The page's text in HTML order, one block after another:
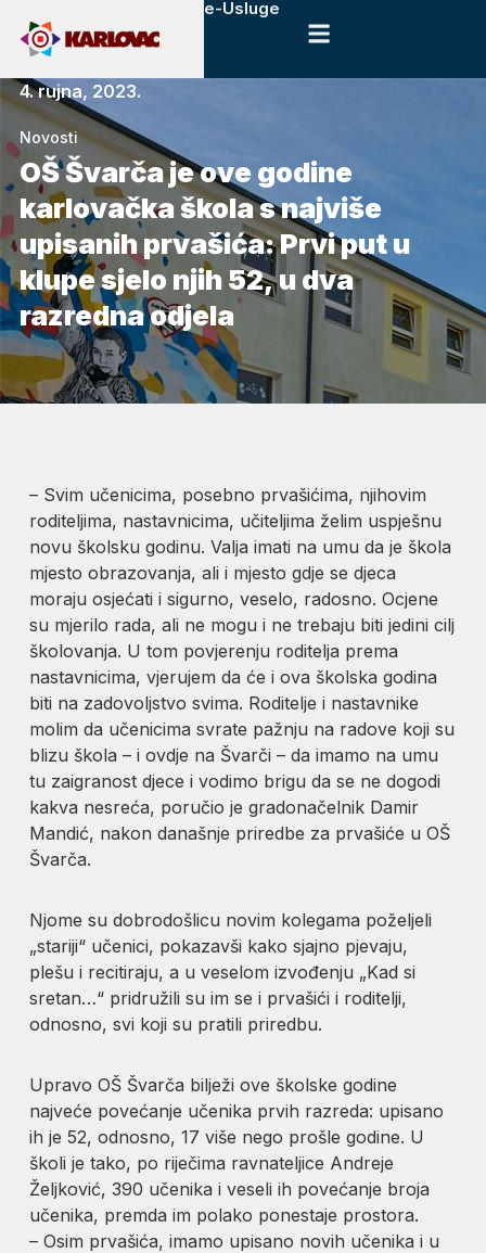
e-Usluge
4. rujna, 2023.
Novosti
OŠ Švarča je ove godine
karlovačka škola s najviše
upisanih prvašića: Prvi put u
klupe sjelo njih 52, u dva
razredna odjela
– Svim učenicima, posebno prvašićima, njihovim
roditeljima, nastavnicima, učiteljima želim uspješnu
novu školsku godinu. Valja imati na umu da je škola
mjesto obrazovanja, ali i mjesto gdje se djeca
moraju osjećati i sigurno, veselo, radosno. Ocjene
su mjerilo rada, ali ne mogu i ne trebaju biti jedini cilj
školovanja. U tom povjerenju roditelja prema
nastavnicima, vjerujem da će i ova školska godina
biti na zadovoljstvo svima. Roditelje i nastavnike
molim da učenicima svrate pažnju na radove koji su
blizu škola – i ovdje na Švarči – da imamo na umu
tu zaigranost djece i vodimo brigu da se ne dogodi
kakva nesreća, poručio je gradonačelnik Damir
Mandić, nakon današnje priredbe za prvašiće u OŠ
Švarča.
Njome su dobrodošlicu novim kolegama poželjeli
„stariji“ učenici, pokazavši kako sjajno pjevaju,
plešu i recitiraju, a u veselom izvođenju „Kad si
sretan…“ pridružili su im se i prvašići i roditelji,
odnosno, svi koji su pratili priredbu.
Upravo OŠ Švarča bilježi ove školske godine
najveće povećanje učenika prvih razreda: upisano
ih je 52, odnosno, 17 više nego prošle godine. U
školi je tako, po riječima ravnateljice Andreje
Željković, 390 učenika i veseli ih povećanje broja
učenika, premda im polako ponestaje prostora.
– Osim prvašića, imamo upisano novih učenika i u